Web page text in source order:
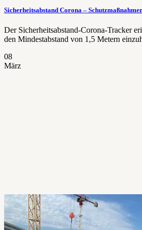
Sicherheitsabstand Corona –
Der Sicherheitsabstand-Corona-Tracker
den Mindestabstand von 1,5 Metern
08
März